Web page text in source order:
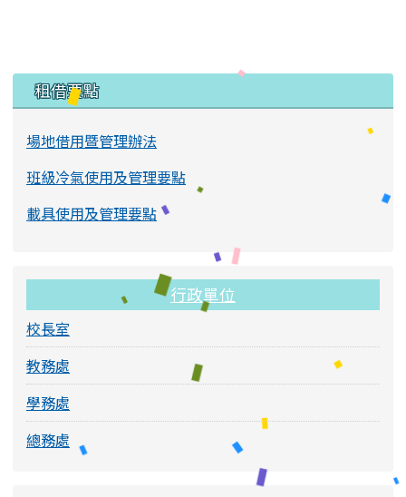
左邊區域內容
租借要點
場地借用暨管理辦法
班級冷氣使用及管理要點
載具使用及管理要點
行政單位
校長室
教務處
學務處
總務處